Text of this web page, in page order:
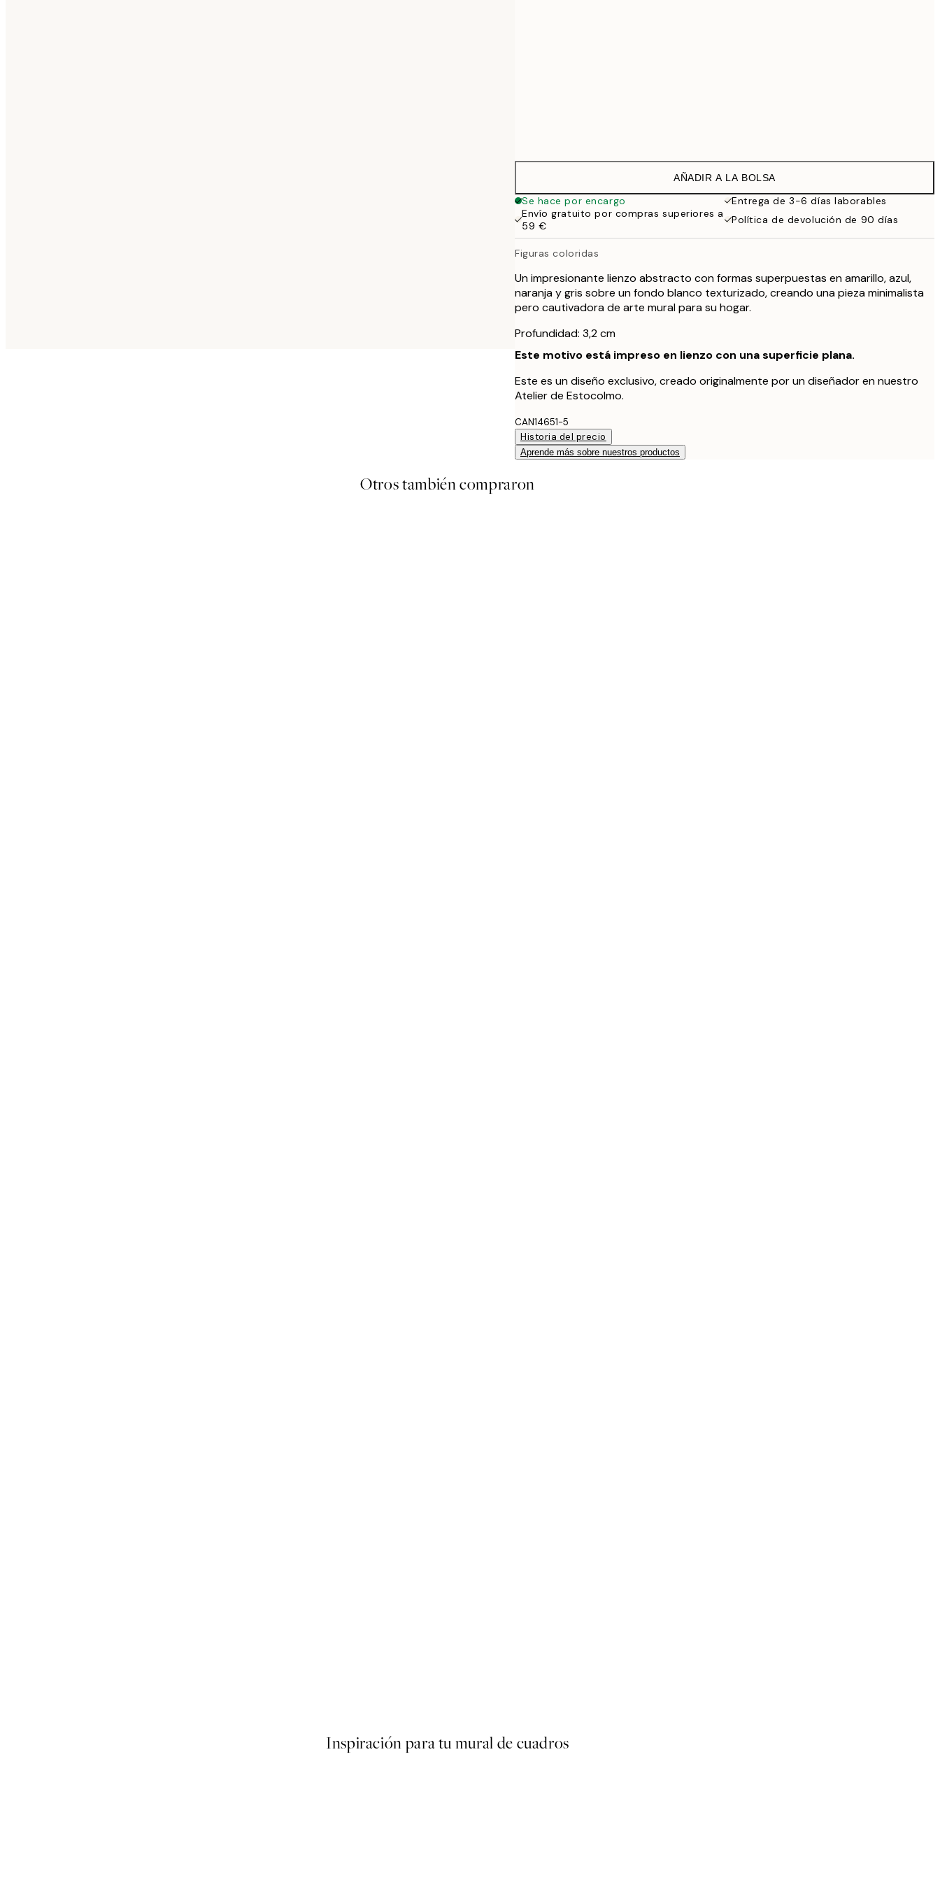
AÑADIR A LA BOLSA
Se hace por encargo
Entrega de 3-6 días laborables
Envío gratuito por compras superiores a
59 €
Política de devolución de 90 días
Figuras coloridas
Un impresionante lienzo abstracto con formas superpuestas en amarillo, azul,
naranja y gris sobre un fondo blanco texturizado, creando una pieza minimalista
pero cautivadora de arte mural para su hogar.
Profundidad: 3,2 cm
Este motivo está impreso en lienzo con una superficie plana.
Este es un diseño exclusivo, creado originalmente por un diseñador en nuestro
Atelier de Estocolmo.
CAN14651-5
Historia del precio
Aprende más sobre nuestros productos
Otros también compraron
Inspiración para tu mural de cuadros